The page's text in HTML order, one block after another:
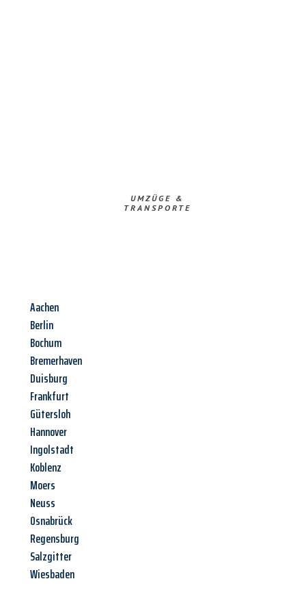
UMZÜGE &
TRANSPORTE
Aachen
Berlin
Bochum
Bremerhaven
Duisburg
Frankfurt
Gütersloh
Hannover
Ingolstadt
Koblenz
Moers
Neuss
Osnabrück
Regensburg
Salzgitter
Wiesbaden